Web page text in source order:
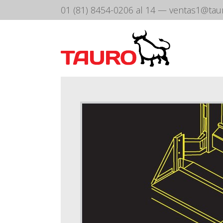
01 (81) 8454-0206 al 14 —